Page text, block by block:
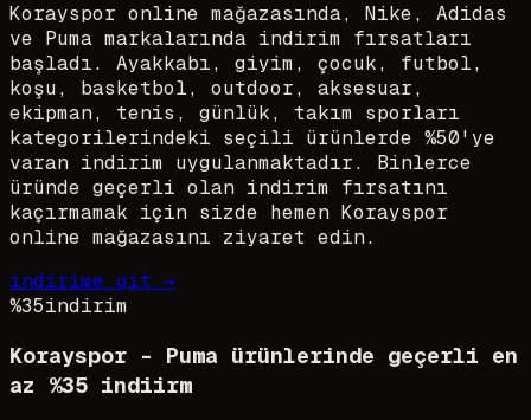
Korayspor online mağazasında, Nike, Adidas
ve Puma markalarında indirim fırsatları
başladı. Ayakkabı, giyim, çocuk, futbol,
koşu, basketbol, outdoor, aksesuar,
ekipman, tenis, günlük, takım sporları
kategorilerindeki seçili ürünlerde %50'ye
varan indirim uygulanmaktadır. Binlerce
üründe geçerli olan indirim fırsatını
kaçırmamak için sizde hemen Korayspor
online mağazasını ziyaret edin.
indirime git →
%35indirim
Korayspor - Puma ürünlerinde geçerli en
az %35 indiirm